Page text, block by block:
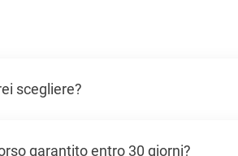
scegliere?
garantito entro 30 giorni?